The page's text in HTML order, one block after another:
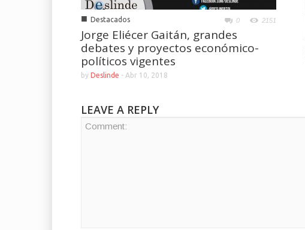
■ Destacados 0 2151
Jorge Eliécer Gaitán, grandes
debates y proyectos económico-
políticos vigentes
by Deslinde - Abr 10, 2018
LEAVE A REPLY